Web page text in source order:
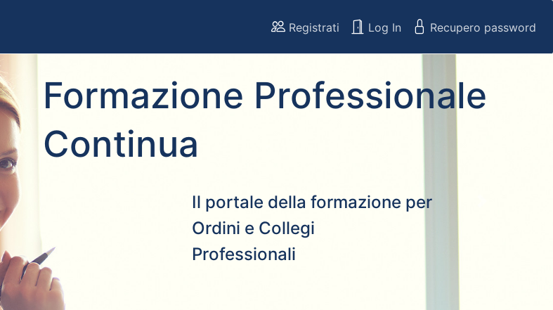
Registrati Log In Recupero password
Formazione Professionale
Continua
Il portale della formazione per
Ordini e Collegi
Professionali